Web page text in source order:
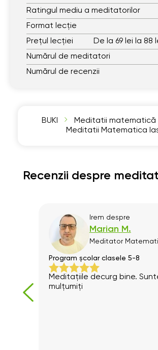
Ratingul mediu a meditatorilor
Format lecție
Prețul lecției
De la 69 lei la 88
Numărul de meditatori
Numărul de recenzii
BUKI
Meditatii matematică
Meditatii Matematica
Recenzii despre
Irem despre
Marian M.
Meditator
Program școlar clasele 5-8
Meditațiile decurg bine.
mulțumiți